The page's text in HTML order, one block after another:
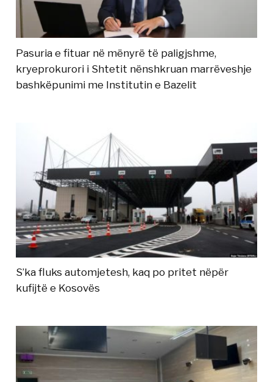
Pasuria e fituar në mënyrë të paligjshme,
kryeprokurori i Shtetit nënshkruan marrëveshje
bashkëpunimi me Institutin e Bazelit
S’ka fluks automjetesh, kaq po pritet nëpër
kufijtë e Kosovës